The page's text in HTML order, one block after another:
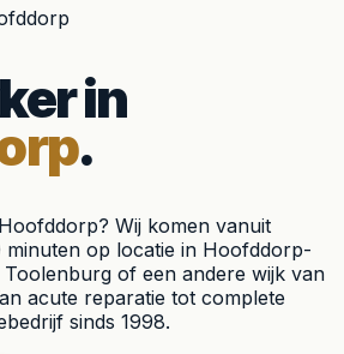
in
.
Wij komen vanuit
minuten op locatie in Hoofddorp-
of een andere wijk van
acute reparatie tot complete
sinds 1998.